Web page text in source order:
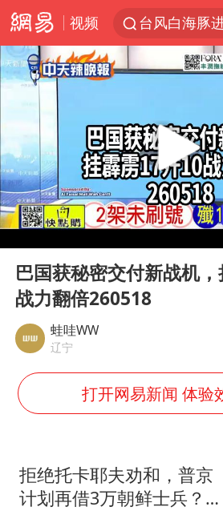
视频
台风白海豚
台风白海豚
U17国足1分
宇树科技发
五粮液渠道
“深圳地面沉
24小时不关
中国养老床
奋进开新局
Play
00:00
巴国获秘密交付新战机
战力翻倍260518
蛙哇WW
辽宁
打开网易新闻 体验
拒绝托卡耶夫劝和，普京
计划再借3万朝鲜士兵？